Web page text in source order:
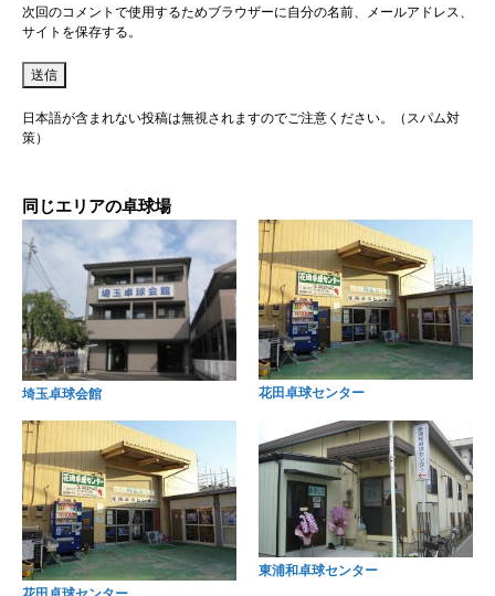
次回のコメントで使用するためブラウザーに自分の名前、メールアドレス、
サイトを保存する。
日本語が含まれない投稿は無視されますのでご注意ください。（スパム対
策）
同じエリアの卓球場
埼玉卓球会館 花田卓球センター
東浦和卓球センター